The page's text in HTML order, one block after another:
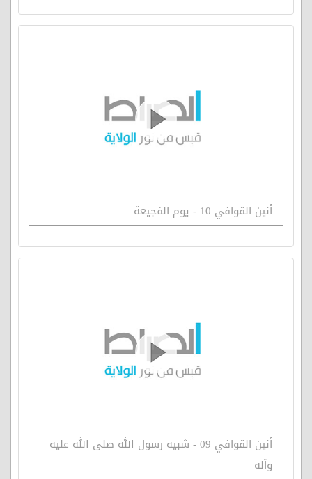
أنين القوافي 10 - يوم الفجيعة
أنين القوافي 09 - شبيه رسول الله صلى الله عليه
وآله